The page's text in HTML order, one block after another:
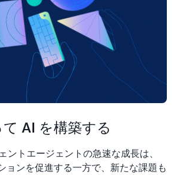
AI を構築する
ントエージェントの急速な成長は、
ョンを促進する一方で、新たな課題も